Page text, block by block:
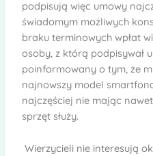
podpisują więc umowy
świadomym możliwych
braku terminowych wpłat
osoby, z którą podpisywał
poinformowany o tym, że
najnowszy model
najczęściej nie mając
sprzęt służy.
Wierzycieli nie interesują